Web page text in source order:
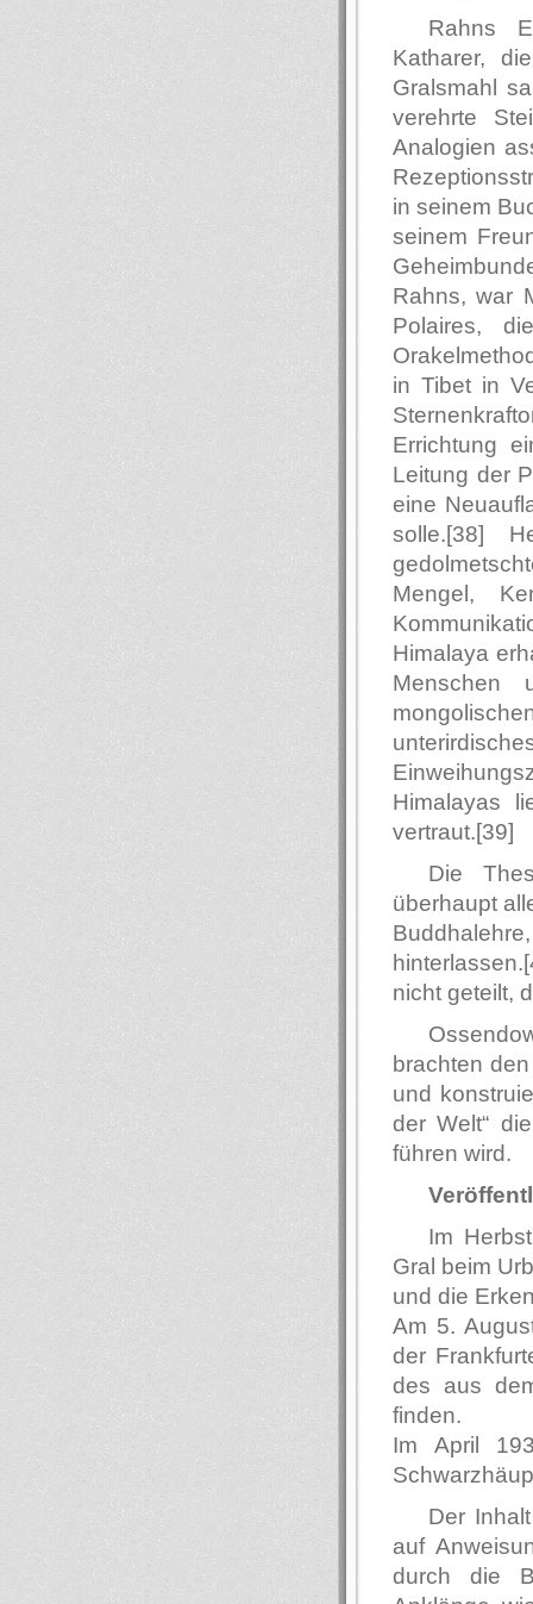
Rahns
Katharer,
Gralsmahl
verehrte
Analogien
in seinem
seinem
Rahns, war
Polaires,
in Tibet in
Errichtung
Leitung der
eine
solle.[38]
Mengel,
Himalaya
Menschen
Himalayas
vertraut.[39]
Die
überhaupt
nicht geteilt,
brachten
und
der Welt“
führen wird.
Im
Gral beim
und die
Am 5.
der
des aus
finden.
Im April
Der
auf
durch die